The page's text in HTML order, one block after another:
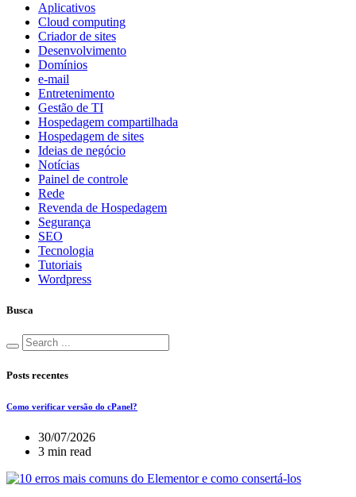
Aplicativos
Cloud computing
Criador de sites
Desenvolvimento
Domínios
e-mail
Entretenimento
Gestão de TI
Hospedagem compartilhada
Hospedagem de sites
Ideias de negócio
Notícias
Painel de controle
Rede
Revenda de Hospedagem
Segurança
SEO
Tecnologia
Tutoriais
Wordpress
Busca
Posts recentes
Como verificar versão do cPanel?
30/07/2026
3 min read